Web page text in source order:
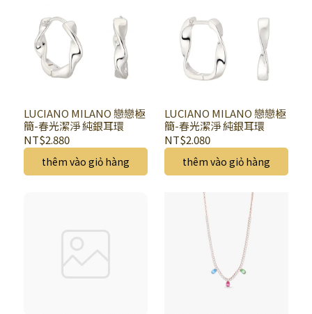
LUCIANO MILANO 戀戀極
簡-春光潔淨 純銀耳環
NT$2.880
thêm vào giỏ hàng
LUCIANO MILANO 戀戀極
簡-春光潔淨 純銀耳環
NT$2.080
thêm vào giỏ hàng